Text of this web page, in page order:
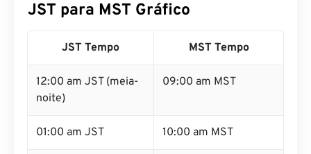
JST para MST Gráfico
JST Tempo MST Tempo
12:00 am JST (meia-
noite)
09:00 am MST
01:00 am JST 10:00 am MST